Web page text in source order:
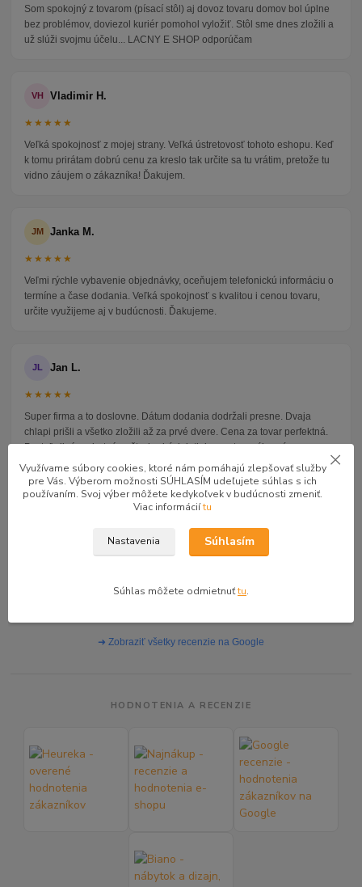
Som spokojný z tovarom (písací stôl) aj dovoz tovaru domov bol úplne
bez problémov, doviezol kuriér pomohol vyložiť. Stôl sme dnes zložili a
už slúži svojmu účelu... LACNY E SHOP odporúčam
VH Vladimir H.
★★★★★
Veľká spokojnosť z mojej strany. Veľká ústretovosť tohoto eshopu. Keď
k tomu prirátam dobrú cenu za kreslo tak určite sa tu vrátim, pretože tu
vidno záujem o zákazníka! Ďakujem.
JM Janka M.
★★★★★
Veľmi rýchle vybavenie objednávky, oceňujem telefonickú informáciu o
termíne a čase dodania. Veľká spokojnosť s kvalitou i cenou tovaru,
určite využijeme aj v budúcnosti. Ďakujeme.
JL Jan L.
★★★★★
Super firma a to doslovne. Dátum dodania dodržali presne. Dvaja
chlapi prišli a všetko zložili až za prvé dvere. Cena za tovar perfektná.
Posteľ silná mohutná, rošt z hrubých latiek a matrac výborný.
Odporúčam.
robiť radosť. SUPER!
➜ Zobraziť všetky recenzie na Google
HODNOTENIA A RECENZIE
Využívame súbory cookies, ktoré nám pomáhajú zlepšovať služby
pre Vás. Výberom možnosti SÚHLASÍM udeľujete súhlas s ich
používaním. Svoj výber môžete kedykoľvek v budúcnosti zmeniť.
Viac informáciítu
Nastavenia Súhlasím
Súhlas môžete odmietnuťtu.